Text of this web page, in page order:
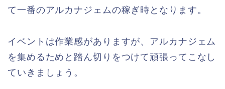
て一番のアルカナジェムの稼ぎ時となります。
イベントは作業感がありますが、アルカナジェム
を集めるためと踏ん切りをつけて頑張ってこなし
ていきましょう。